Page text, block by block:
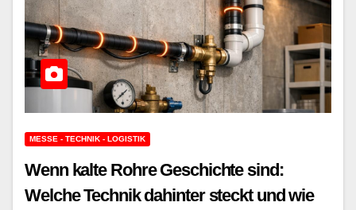
MESSE - TECHNIK - LOGISTIK
Wenn kalte Rohre Geschichte sind:
Welche Technik dahinter steckt und wie